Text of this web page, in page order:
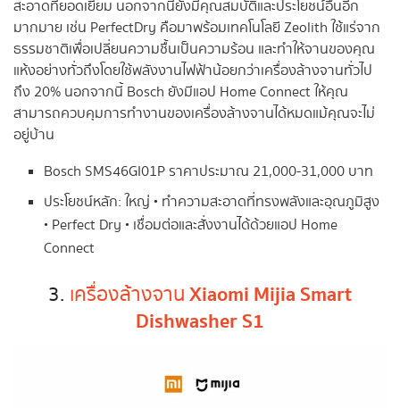
สะอาดที่ยอดเยี่ยม นอกจากนี้ยังมีคุณสมบัติและประโยชน์อื่นอีก
มากมาย เช่น PerfectDry คือมาพร้อมเทคโนโลยี Zeolith ใช้แร่จาก
ธรรมชาติเพื่อเปลี่ยนความชื้นเป็นความร้อน และทำให้จานของคุณ
แห้งอย่างทั่วถึงโดยใช้พลังงานไฟฟ้าน้อยกว่าเครื่องล้างจานทั่วไป
ถึง 20% นอกจากนี้ Bosch ยังมีแอป Home Connect ให้คุณ
สามารถควบคุมการทำงานของเครื่องล้างจานได้หมดแม้คุณจะไม่
อยู่บ้าน
Bosch SMS46GI01P ราคาประมาณ 21,000-31,000 บาท
ประโยชน์หลัก: ใหญ่ • ทำความสะอาดที่ทรงพลังและอุณภูมิสูง
• Perfect Dry • เชื่อมต่อและสั่งงานได้ด้วยแอป Home
Connect
3. เครื่องล้างจานXiaomi Mijia Smart
Dishwasher S1